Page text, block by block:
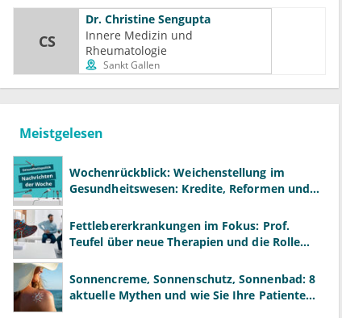
CS
Dr. Christine Sengupta
Innere Medizin und
Rheumatologie
Sankt Gallen
Meistgelesen
Wochenrückblick: Weichenstellung im
Gesundheitswesen: Kredite, Reformen und
Fettlebererkrankungen im Fokus: Prof.
Teufel über neue Therapien und die Rolle
Sonnencreme, Sonnenschutz, Sonnenbad: 8
aktuelle Mythen und wie Sie Ihre Patienten